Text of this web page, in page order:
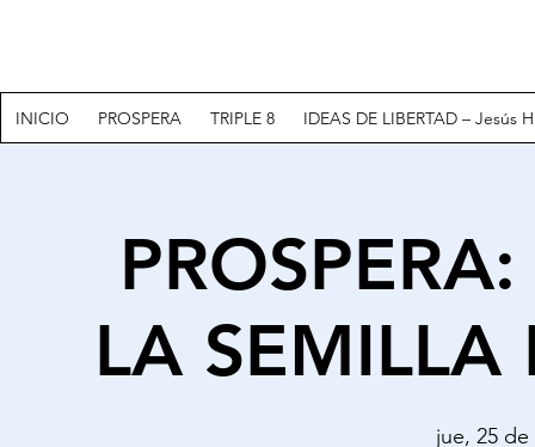
INICIO PROSPERA TRIPLE 8 IDEAS DE LIBERTAD – Jesús
LA SEMILLA
jue, 25